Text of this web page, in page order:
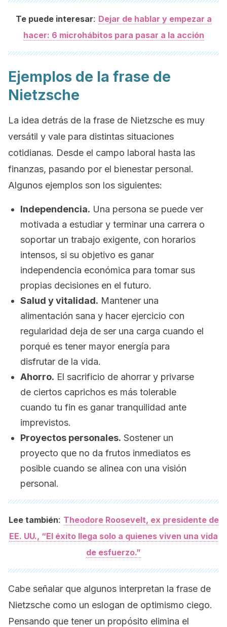
Te puede interesar: Dejar de hablar y empezar a
hacer: 6 microhábitos para pasar a la acción
Ejemplos de la frase de
Nietzsche
La idea detrás de la frase de Nietzsche es muy
versátil y vale para distintas situaciones
cotidianas. Desde el campo laboral hasta las
finanzas, pasando por el bienestar personal.
Algunos ejemplos son los siguientes:
Independencia. Una persona se puede ver
motivada a estudiar y terminar una carrera o
soportar un trabajo exigente, con horarios
intensos, si su objetivo es ganar
independencia económica para tomar sus
propias decisiones en el futuro.
Salud y vitalidad. Mantener una
alimentación sana y hacer ejercicio con
regularidad deja de ser una carga cuando el
porqué es tener mayor energía para
disfrutar de la vida.
Ahorro. El sacrificio de ahorrar y privarse
de ciertos caprichos es más tolerable
cuando tu fin es ganar tranquilidad ante
imprevistos.
Proyectos personales. Sostener un
proyecto que no da frutos inmediatos es
posible cuando se alinea con una visión
personal.
Lee también: Theodore Roosevelt, ex presidente de
EE. UU., “El éxito llega solo a quienes viven una vida
de esfuerzo.”
Cabe señalar que algunos interpretan la frase de
Nietzsche como un eslogan de optimismo ciego.
Pensando que tener un propósito elimina el